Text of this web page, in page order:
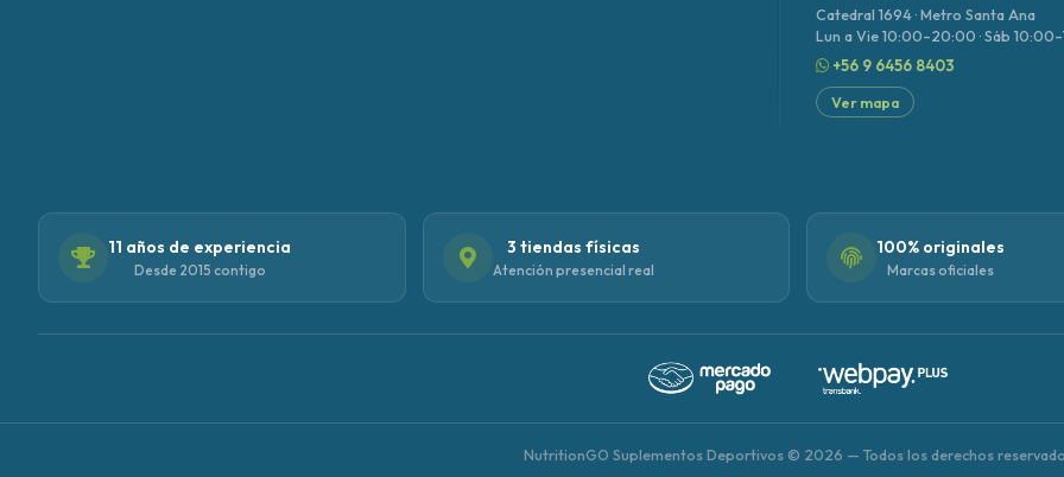
Catedral 1694 · Metro Santa Ana
Lun a Vie 10:00–20:00 · Sáb
+56 9 6456 8403
Ver mapa
11 años de experiencia
Desde 2015 contigo
3 tiendas físicas
Atención presencial real
100% originales
Marcas oficiales
NutritionGO Suplementos Deportivos © 2026 — Todos los derechos